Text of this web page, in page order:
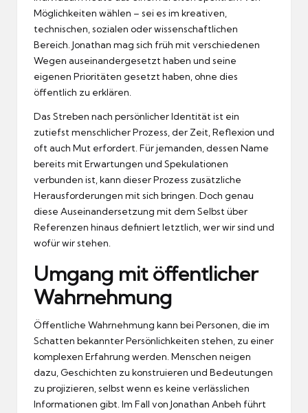
Möglichkeiten wählen – sei es im kreativen,
technischen, sozialen oder wissenschaftlichen
Bereich. Jonathan mag sich früh mit verschiedenen
Wegen auseinandergesetzt haben und seine
eigenen Prioritäten gesetzt haben, ohne dies
öffentlich zu erklären.
Das Streben nach persönlicher Identität ist ein
zutiefst menschlicher Prozess, der Zeit, Reflexion und
oft auch Mut erfordert. Für jemanden, dessen Name
bereits mit Erwartungen und Spekulationen
verbunden ist, kann dieser Prozess zusätzliche
Herausforderungen mit sich bringen. Doch genau
diese Auseinandersetzung mit dem Selbst über
Referenzen hinaus definiert letztlich, wer wir sind und
wofür wir stehen.
Umgang mit öffentlicher
Wahrnehmung
Öffentliche Wahrnehmung kann bei Personen, die im
Schatten bekannter Persönlichkeiten stehen, zu einer
komplexen Erfahrung werden. Menschen neigen
dazu, Geschichten zu konstruieren und Bedeutungen
zu projizieren, selbst wenn es keine verlässlichen
Informationen gibt. Im Fall von Jonathan Anbeh führt